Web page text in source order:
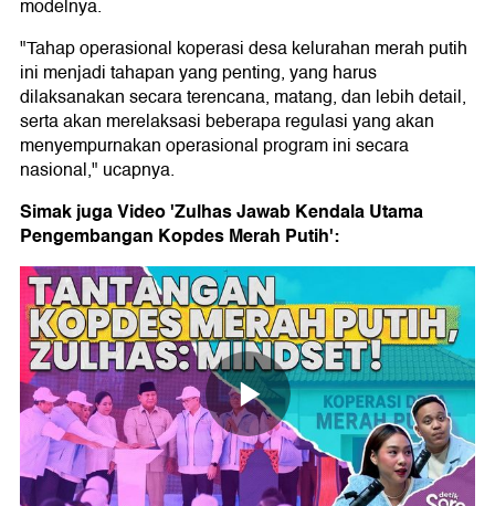
modelnya.
"Tahap operasional koperasi desa kelurahan merah putih
ini menjadi tahapan yang penting, yang harus
dilaksanakan secara terencana, matang, dan lebih detail,
serta akan merelaksasi beberapa regulasi yang akan
menyempurnakan operasional program ini secara
nasional," ucapnya.
Simak juga Video 'Zulhas Jawab Kendala Utama
Pengembangan Kopdes Merah Putih':